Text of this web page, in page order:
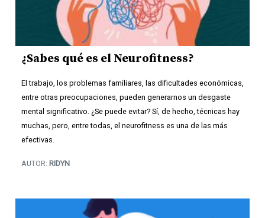
¿Sabes qué es el Neurofitness?
El trabajo, los problemas familiares, las dificultades económicas,
entre otras preocupaciones, pueden generarnos un desgaste
mental significativo. ¿Se puede evitar? Sí, de hecho, técnicas hay
muchas, pero, entre todas, el neurofitness es una de las más
efectivas.
AUTOR: RIDYN